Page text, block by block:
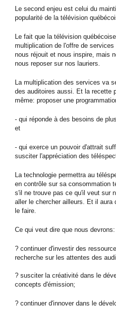
Le second enjeu est celui du
popularité de la télévision
Le fait que la télévision
multiplication de l'offre de
nous réjouit et nous inspire, mais
nous reposer sur nos lauriers.
La multiplication des services va
des auditoires aussi. Et la recette
même: proposer une
- qui réponde à des besoins de
et
- qui exerce un pouvoir d'attrait
susciter l'appréciation des
La technologie permettra au
en contrôle sur sa consommation
s'il ne trouve pas ce qu'il veut sur
aller le chercher ailleurs. Et il
le faire.
Ce qui veut dire que nous devrons:
? continuer d'investir des
recherche sur les attentes des
? susciter la créativité dans le
concepts d'émission;
? continuer d'innover dans le